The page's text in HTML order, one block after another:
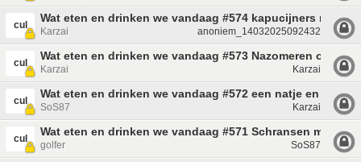
cul
Wat eten en drinken we vandaag #574 kapucijners met
Karzai anoniem_14032025092432
cul
Wat eten en drinken we vandaag #573 Nazomeren op het
Karzai Karzai
cul
Wat eten en drinken we vandaag #572 een natje en een
SoS87 Karzai
cul
Wat eten en drinken we vandaag #571 Schransen maar!
golfer SoS87